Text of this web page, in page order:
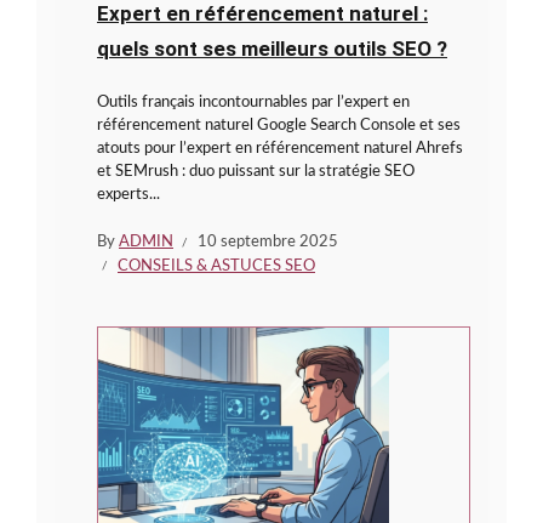
Expert en référencement naturel :
quels sont ses meilleurs outils SEO ?
Outils français incontournables par l’expert en
référencement naturel Google Search Console et ses
atouts pour l’expert en référencement naturel Ahrefs
et SEMrush : duo puissant sur la stratégie SEO
experts...
By ADMIN
10 septembre 2025
CONSEILS & ASTUCES SEO